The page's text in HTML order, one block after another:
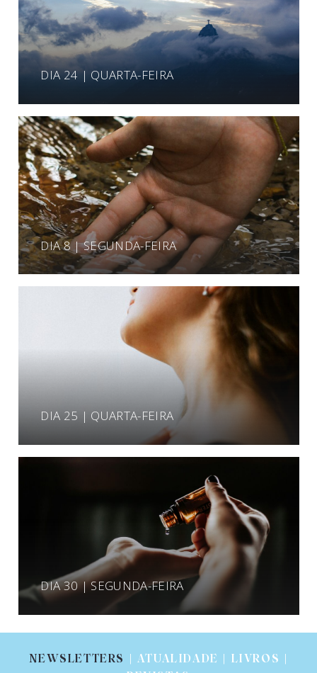
DIA 24 | QUARTA-FEIRA
DIA 8 | SEGUNDA-FEIRA
DIA 25 | QUARTA-FEIRA
DIA 30 | SEGUNDA-FEIRA
NEWSLETTERS
| ATUALIDADE | LIVROS |